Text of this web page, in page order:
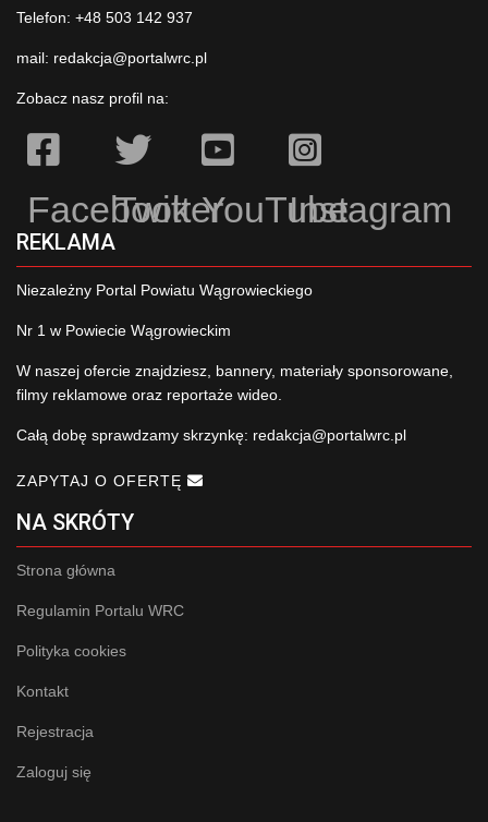
Telefon: +48 503 142 937
mail: redakcja@portalwrc.pl
Zobacz nasz profil na:
Facebook
TwitterYouTubeInstagram
REKLAMA
Niezależny Portal Powiatu Wągrowieckiego
Nr 1 w Powiecie Wągrowieckim
W naszej ofercie znajdziesz, bannery, materiały sponsorowane,
filmy reklamowe oraz reportaże wideo.
Całą dobę sprawdzamy skrzynkę: redakcja@portalwrc.pl
ZAPYTAJ O OFERTĘ
NA SKRÓTY
Strona główna
Regulamin Portalu WRC
Polityka cookies
Kontakt
Rejestracja
Zaloguj się